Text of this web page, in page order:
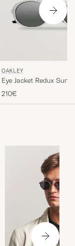
OAKLEY
Eye Jacket Redux
Silver
210€